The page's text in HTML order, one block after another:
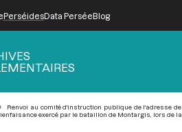
PerséidesData PerséeBlog
Renvoi au comité d'instruction publique de l'adresse
exercé par le bataillon de Montargis, lors de la